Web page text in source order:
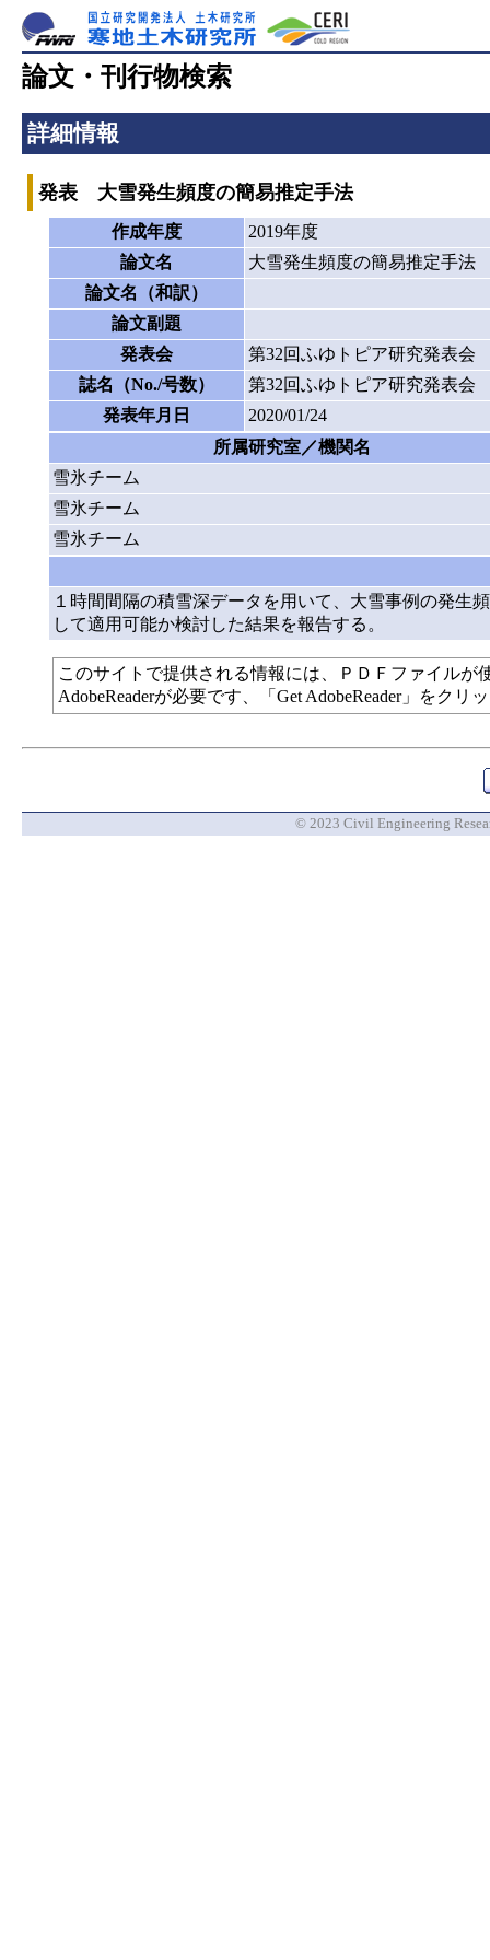
論文・刊行物検索
詳細情報
発表 大雪発生頻度の簡易推定手法
作成年度
2019年度
論文名
大雪発生頻度の簡易推定手法
論文名（和訳）
論文副題
発表会
第32回ふゆトピア研究発表会
誌名（No./号数）
第32回ふゆトピア研究発表会
発表年月日
2020/01/24
所属研究室／機関名
雪氷チーム
雪氷チーム
雪氷チーム
１時間間隔の積雪深データを用いて、大雪事例の発生
して適用可能か検討した結果を報告する。
このサイトで提供される情報には、ＰＤＦファイル
AdobeReaderが必要です、「Get AdobeReader」をク
© 2023 Civil Engineering